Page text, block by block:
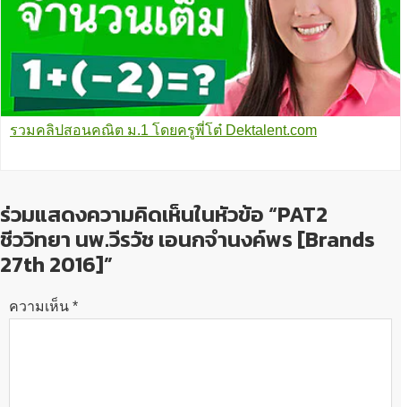
รวมคลิปสอนคณิต ม.1 โดยครูพี่โต๋ Dektalent.com
ร่วมแสดงความคิดเห็นในหัวข้อ “PAT2
ชีววิทยา นพ.วีรวัช เอนกจำนงค์พร [Brands
27th 2016]”
ความเห็น *